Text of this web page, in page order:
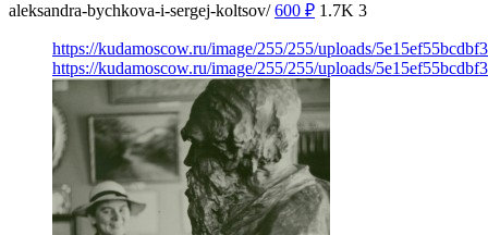
aleksandra-bychkova-i-sergej-koltsov/ 600 ₽ 1.7K 3
https://kudamoscow.ru/image/255/255/uploads/
https://kudamoscow.ru/image/255/255/uploads/